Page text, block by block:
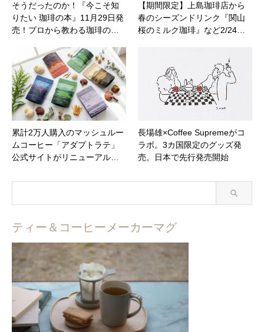
そうだったのか！『今こそ知
りたい 珈琲の本』11月29日発
売！プロから教わる珈琲の…
【期間限定】上島珈琲店から
春のシーズンドリンク『関山
桜のミルク珈琲』など2/24…
累計2万人購入のマッシュルー
ムコーヒー「アダプトラテ」
公式サイトがリニューアル…
長場雄×Coffee Supremeがコ
ラボ。3カ国限定のグッズ発
売。日本で先行発売開始
ティー＆コーヒーメーカーマグ